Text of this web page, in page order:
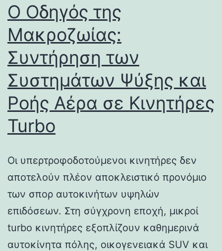
Ο Οδηγός της
Μακροζωίας:
Συντήρηση των
Συστημάτων Ψύξης και
Ροής Αέρα σε Κινητήρες
Turbo
Οι υπερτροφοδοτούμενοι κινητήρες δεν
αποτελούν πλέον αποκλειστικό προνόμιο
των σπορ αυτοκινήτων υψηλών
επιδόσεων. Στη σύγχρονη εποχή, μικροί
turbo κινητήρες εξοπλίζουν καθημερινά
αυτοκίνητα πόλης, οικογενειακά SUV και